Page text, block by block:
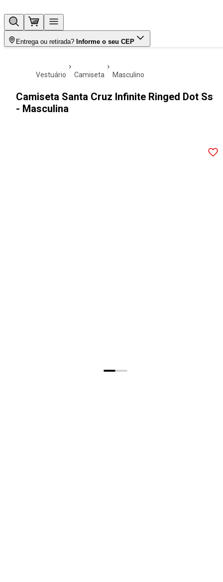
Entrega ou retirada? Informe o seu CEP
vestuário camiseta masculino
Camiseta Santa Cruz Infinite Ringed Dot Ss
- Masculina